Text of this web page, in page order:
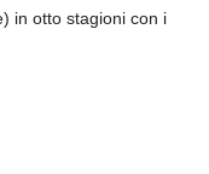
in otto stagioni con i